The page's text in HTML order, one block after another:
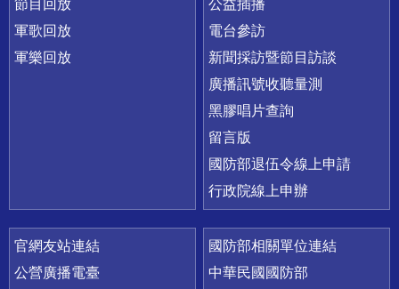
節目回放
軍歌回放
軍樂回放
公益插播
電台參訪
新聞採訪暨節目訪談
廣播訊號收聽量測
黑膠唱片查詢
留言版
國防部退伍令線上申請
行政院線上申辦
官網友站連結
公營廣播電臺
國防部相關單位連結
中華民國國防部